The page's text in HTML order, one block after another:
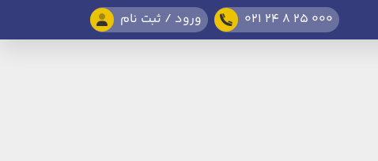
021 24 8 25 000 ورود / ثبت نام